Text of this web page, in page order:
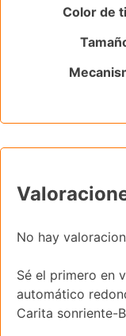
Color de
No hay
Sé el primero en
automático
Carita sonriente-